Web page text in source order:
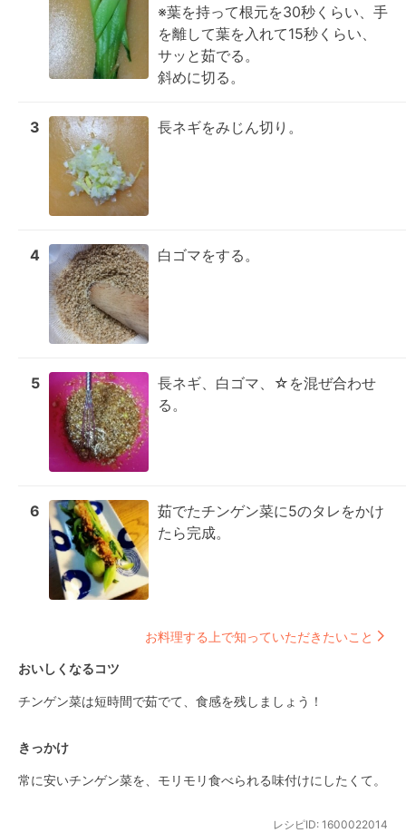
※葉を持って根元を30秒くらい、手
を離して葉を入れて15秒くらい、
サッと茹でる。
斜めに切る。
3 長ネギをみじん切り。
4 白ゴマをする。
5
長ネギ、白ゴマ、☆を混ぜ合わせ
る。
6
茹でたチンゲン菜に5のタレをかけ
たら完成。
お料理する上で知っていただきたいこと
おいしくなるコツ
チンゲン菜は短時間で茹でて、食感を残しましょう！
きっかけ
常に安いチンゲン菜を、モリモリ食べられる味付けにしたくて。
レシピID: 1600022014